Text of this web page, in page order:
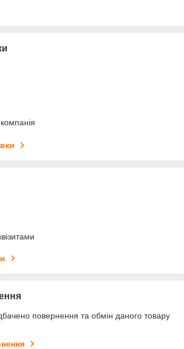
повернення та обмін даного товару